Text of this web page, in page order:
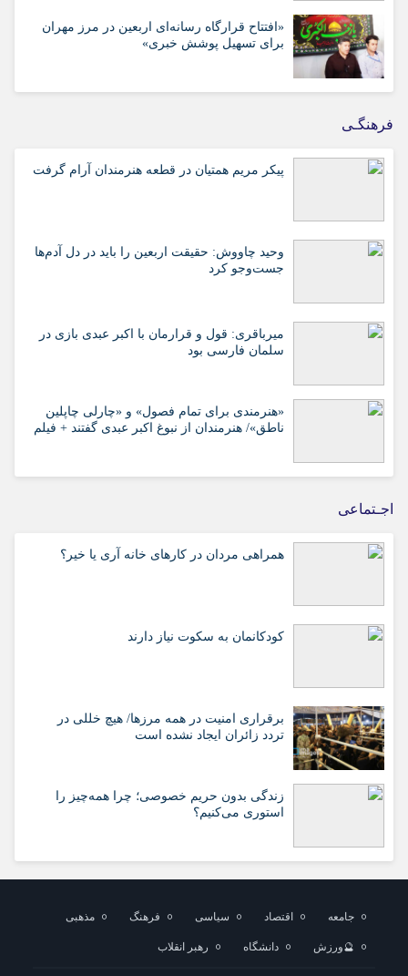
«افتتاح قرارگاه رسانه‌ای اربعین در مرز مهران
برای تسهیل پوشش خبری»
فرهنگـی
پیکر مریم همتیان در قطعه هنرمندان آرام گرفت
وحید چاووش: حقیقت اربعین را باید در دل آدم‌ها
جست‌وجو کرد
میرباقری: قول و قرارمان با اکبر عبدی بازی در
سلمان فارسی بود
«هنرمندی برای تمام فصول» و «چارلی چاپلین
ناطق»/ هنرمندان از نبوغ اکبر عبدی گفتند + فیلم
اجـتماعی
همراهی مردان در کارهای خانه آری یا خیر؟
کودکانمان به سکوت نیاز دارند
برقراری امنیت در همه مرزها/ هیچ‌ خللی در
تردد زائران ایجاد نشده است
زندگی بدون حریم خصوصی؛ چرا همه‌چیز را
استوری می‌کنیم؟
جامعه اقتصاد سیاسی فرهنگ مذهبی
🔮ورزش دانشگاه رهبر انقلاب